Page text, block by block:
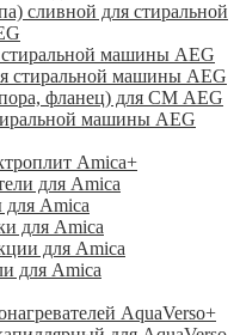
сливной для стиральной
стиральной машины AEG
стиральной машины AEG
фланец) для СМ AEG
машины AEG
Amica+
для Amica
для Amica
для Amica
для Amica
для Amica
AquaVerso+